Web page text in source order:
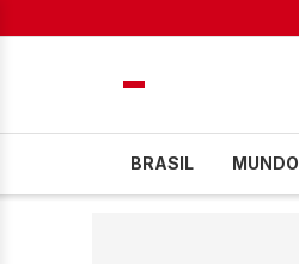
BRASIL MUNDO